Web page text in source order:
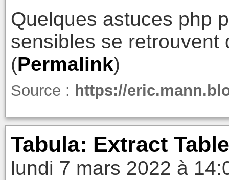
Quelques astuces php
sensibles se retrouvent
(Permalink)
Source : https://
Tabula: Extract
lundi 7 mars 2022 à